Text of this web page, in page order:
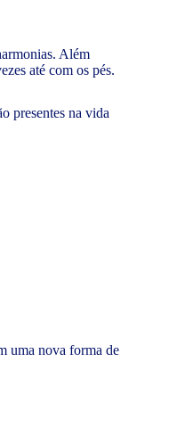
Além
até com os pés.
presentes na vida
uma nova forma de